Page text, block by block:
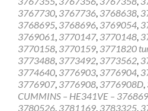
3767730, 3767736, 3768638,
3768695, 3768696, 3769054,
3769061, 3770147, 3770148,
3770158, 3770159, 3771820
3773488, 3773492, 3773562,
3774640, 3776903, 3776904,
3776907, 3776908, 3776908D,
CUMMINS – HE341VE –
3780526, 3781169, 3783325,